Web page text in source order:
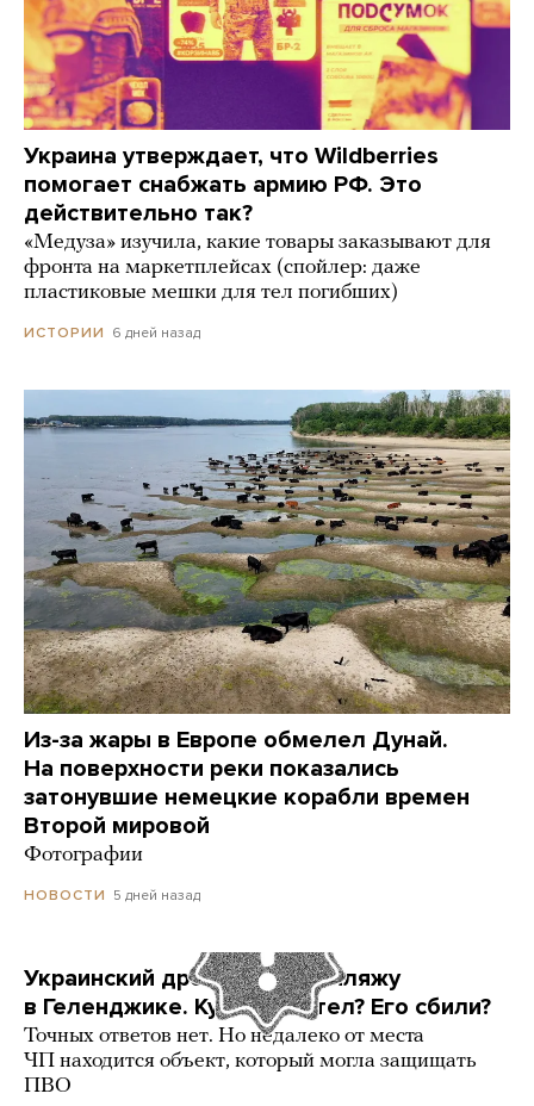
Украина утверждает, что Wildberries
помогает снабжать армию РФ. Это
действительно так?
«Медуза» изучила, какие товары заказывают для
фронта на маркетплейсах (спойлер: даже
пластиковые мешки для тел погибших)
ИСТОРИИ 6 дней назад
Из-за жары в Европе обмелел Дунай.
На поверхности реки показались
затонувшие немецкие корабли времен
Второй мировой
Фотографии
НОВОСТИ 5 дней назад
Украинский дрон попал по пляжу
в Геленджике. Куда он летел? Его сбили?
Точных ответов нет. Но недалеко от места
ЧП находится объект, который могла защищать
ПВО